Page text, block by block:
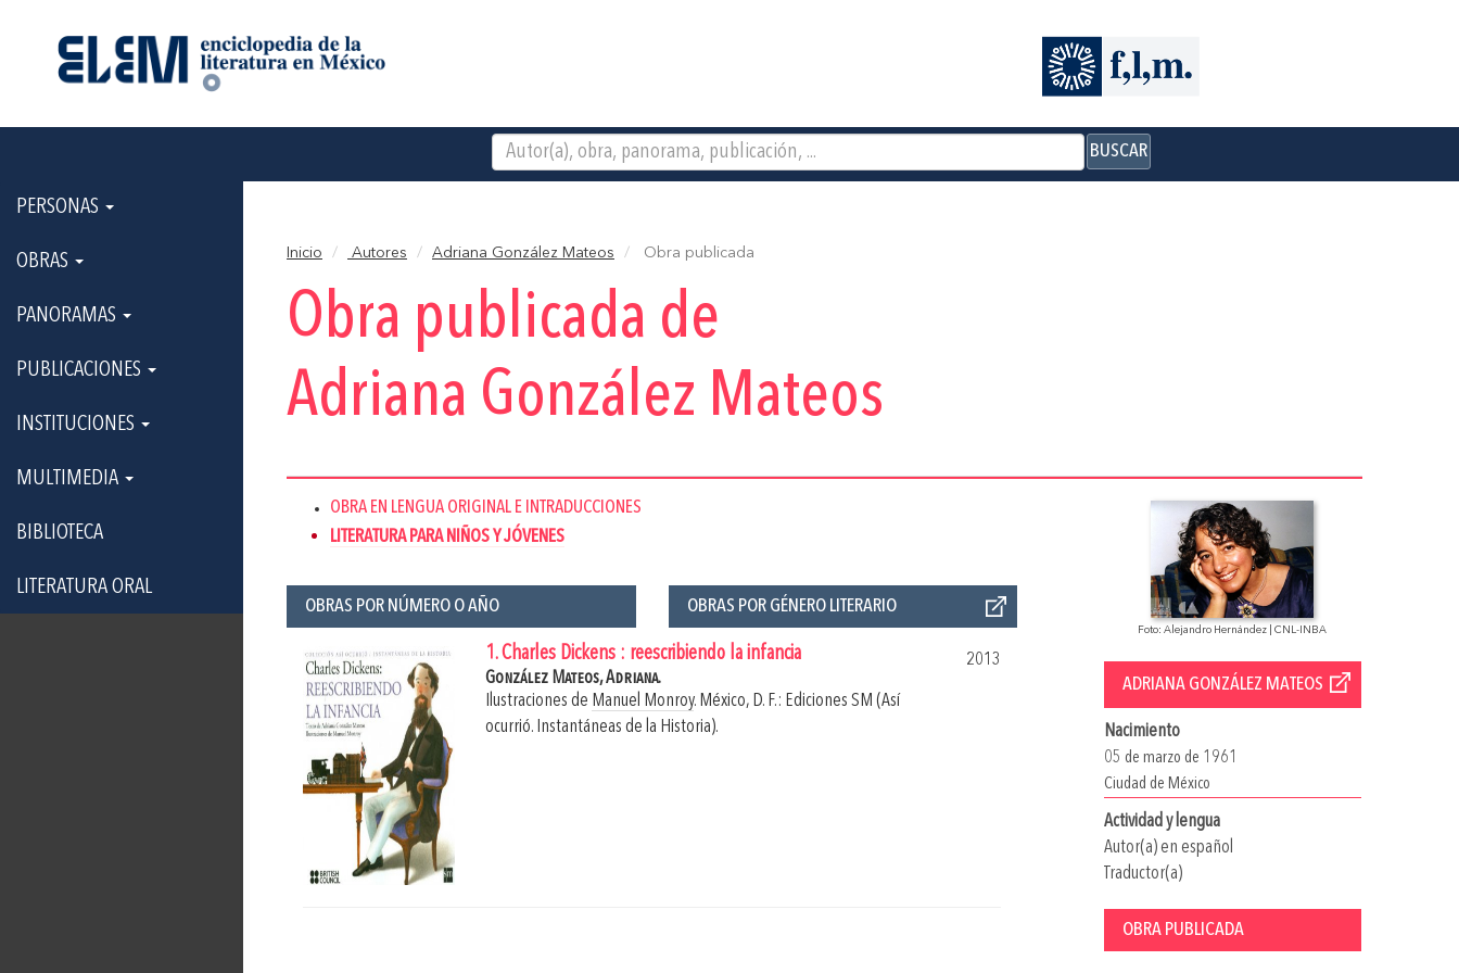
BUSCAR
PERSONAS
OBRAS
PANORAMAS
PUBLICACIONES
INSTITUCIONES
MULTIMEDIA
BIBLIOTECA
LITERATURA ORAL
Inicio Autores Adriana González Mateos Obra publicada
Obra publicada de
Adriana González Mateos
Foto: Alejandro Hernández | CNL-INBA
ADRIANA GONZÁLEZ MATEOS
Nacimiento
05 de marzo de 1961
Ciudad de México
Actividad y lengua
Autor(a) en español
Traductor(a)
OBRA PUBLICADA
OBRA EN LENGUA ORIGINAL E INTRADUCCIONES
LITERATURA PARA NIÑOS Y JÓVENES
OBRAS POR NÚMERO O AÑO OBRAS POR GÉNERO LITERARIO
1. Charles Dickens : reescribiendo la infancia
2013
González Mateos, Adriana.
Ilustraciones de Manuel Monroy. México, D. F.: Ediciones SM (Así
ocurrió. Instantáneas de la Historia).